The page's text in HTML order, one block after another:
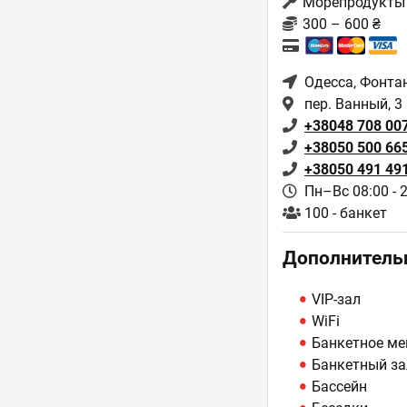
300 – 600 ₴
Одесса,
пер. Ванный, 3
+38048 708
+38050 500
+38050 491
Пн–Вс 08:00 -
100 - банкет
VIP-зал
WiFi
Банкетное
Банкетный
Бассейн